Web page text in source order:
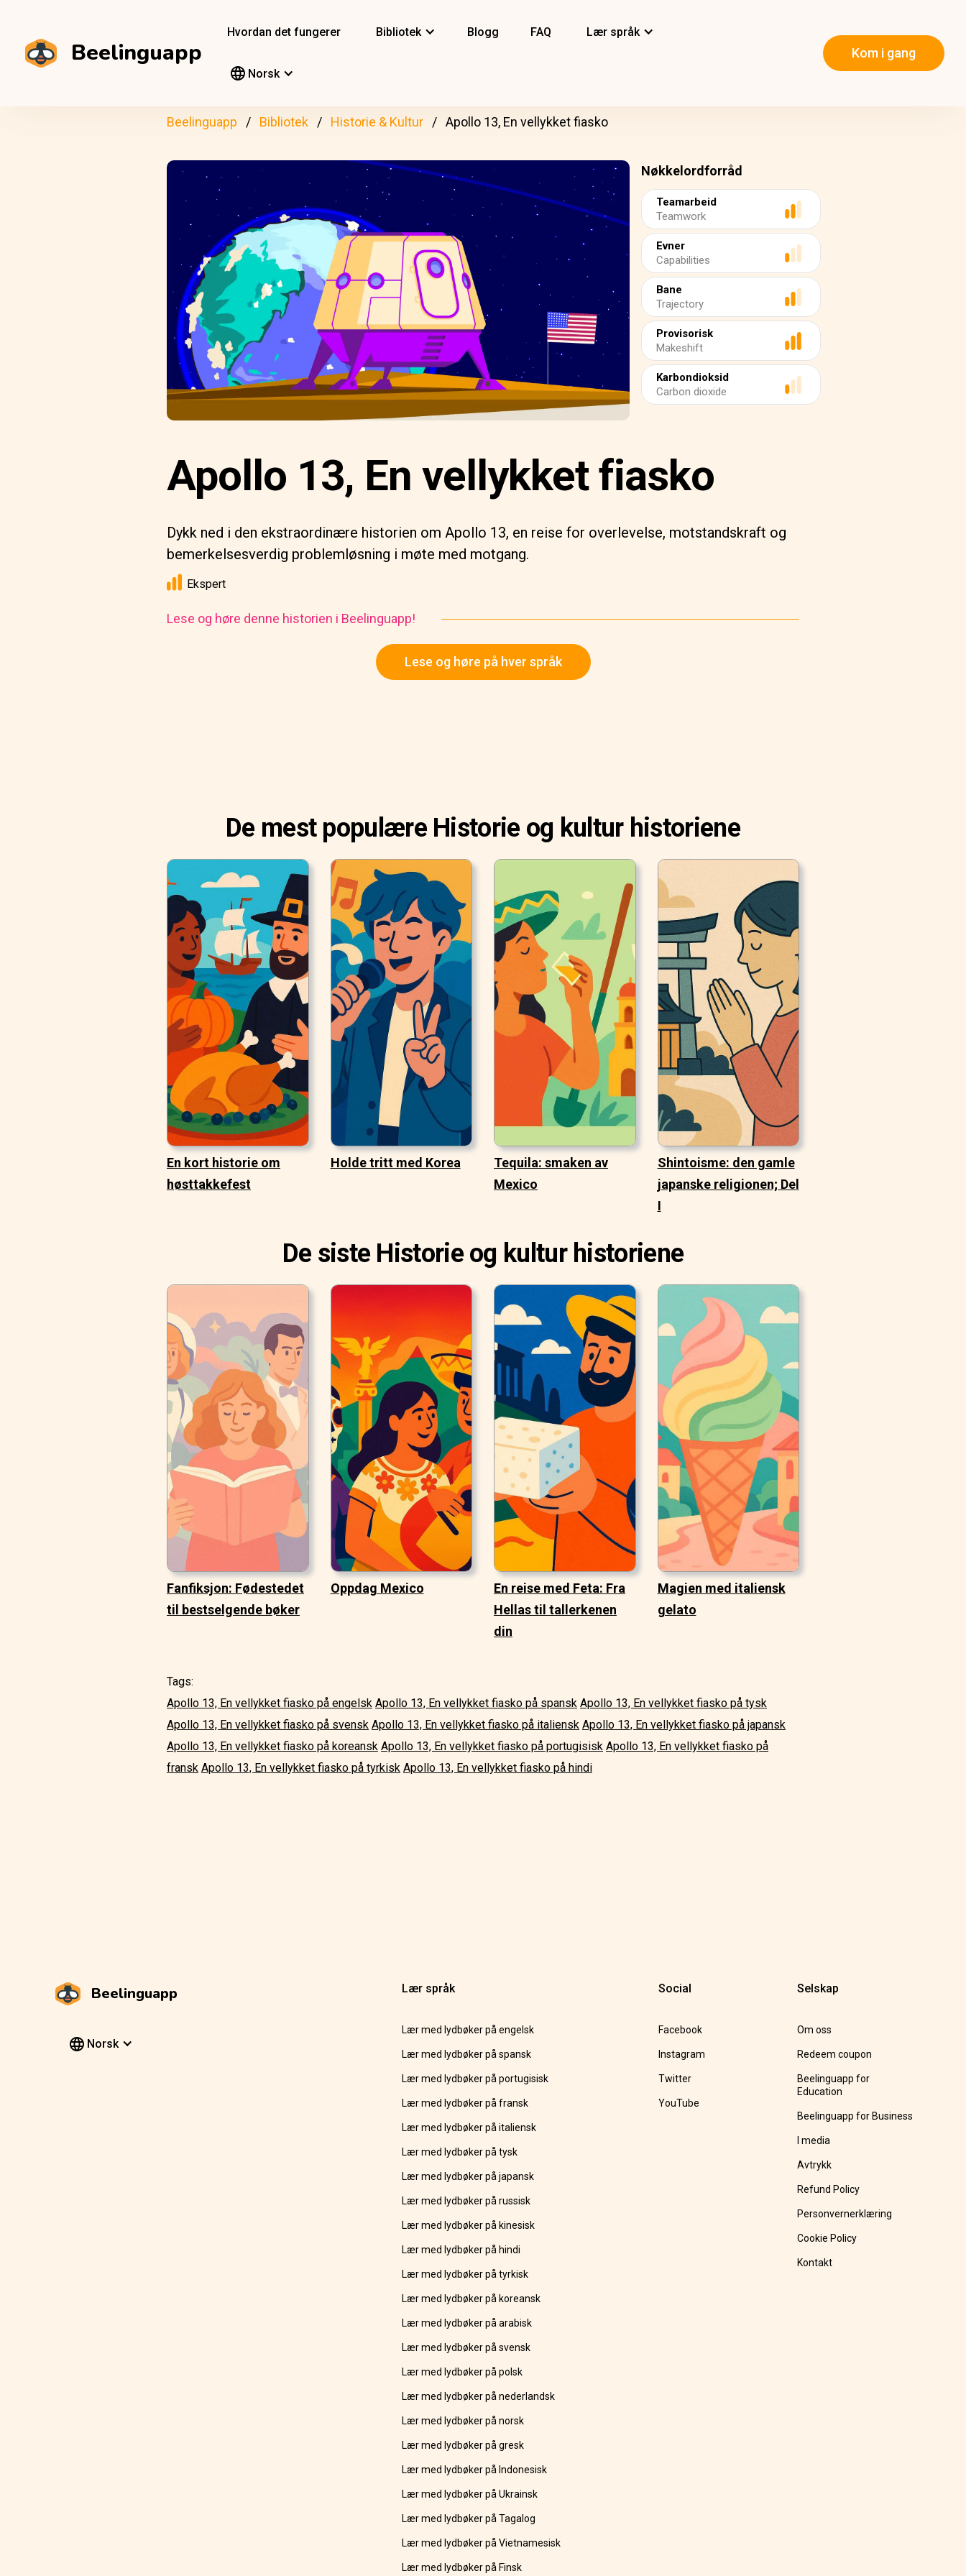
Beelinguapp
Hvordan det fungerer Bibliotek Blogg FAQ Lær språk
Norsk
Kom i gang
Beelinguapp Bibliotek Historie & Kultur Apollo 13, En vellykket fiasko
Nøkkelordforråd
Teamarbeid
Teamwork
Evner
Capabilities
Bane
Trajectory
Provisorisk
Makeshift
Karbondioksid
Carbon dioxide
Apollo 13, En vellykket fiasko
Dykk ned i den ekstraordinære historien om Apollo 13, en reise for overlevelse, motstandskraft og
bemerkelsesverdig problemløsning i møte med motgang.
Ekspert
Lese og høre denne historien i Beelinguapp!
Lese og høre på hver språk
De mest populære Historie og kultur historiene
En kort historie om
høsttakkefest
Holde tritt med Korea
Tequila: smaken av
Mexico
Shintoisme: den gamle
japanske religionen; Del
I
De siste Historie og kultur historiene
Fanfiksjon: Fødestedet
til bestselgende bøker
Oppdag Mexico
En reise med Feta: Fra
Hellas til tallerkenen
din
Magien med italiensk
gelato
Tags:
Apollo 13, En vellykket fiasko på engelsk Apollo 13, En vellykket fiasko på spansk Apollo 13, En vellykket fiasko på tysk
Apollo 13, En vellykket fiasko på svensk Apollo 13, En vellykket fiasko på italiensk Apollo 13, En vellykket fiasko på japansk
Apollo 13, En vellykket fiasko på koreansk Apollo 13, En vellykket fiasko på portugisisk Apollo 13, En vellykket fiasko på
fransk Apollo 13, En vellykket fiasko på tyrkisk Apollo 13, En vellykket fiasko på hindi
Beelinguapp
Norsk
Lær språk
Lær med lydbøker på engelsk
Lær med lydbøker på spansk
Lær med lydbøker på portugisisk
Lær med lydbøker på fransk
Lær med lydbøker på italiensk
Lær med lydbøker på tysk
Lær med lydbøker på japansk
Lær med lydbøker på russisk
Lær med lydbøker på kinesisk
Lær med lydbøker på hindi
Lær med lydbøker på tyrkisk
Lær med lydbøker på koreansk
Lær med lydbøker på arabisk
Lær med lydbøker på svensk
Lær med lydbøker på polsk
Lær med lydbøker på nederlandsk
Lær med lydbøker på norsk
Lær med lydbøker på gresk
Lær med lydbøker på Indonesisk
Lær med lydbøker på Ukrainsk
Lær med lydbøker på Tagalog
Lær med lydbøker på Vietnamesisk
Lær med lydbøker på Finsk
Social
Facebook
Instagram
Twitter
YouTube
Selskap
Om oss
Redeem coupon
Beelinguapp for
Education
Beelinguapp for Business
I media
Avtrykk
Refund Policy
Personvernerklæring
Cookie Policy
Kontakt